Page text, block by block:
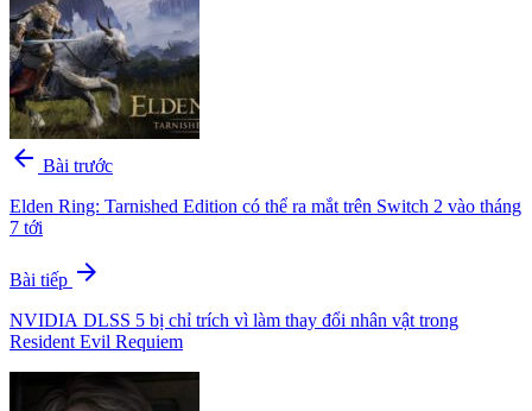
arrow_back Bài trước
Elden Ring: Tarnished Edition có thể ra mắt trên Switch 2 vào tháng
7 tới
Bài tiếp arrow_forward
NVIDIA DLSS 5 bị chỉ trích vì làm thay đổi nhân vật trong
Resident Evil Requiem